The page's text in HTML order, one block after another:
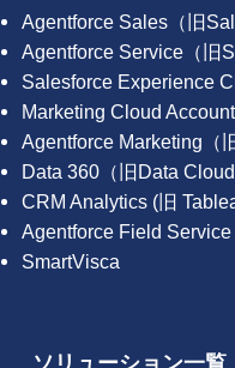
Agentforce Sales（旧
Agentforce Service（旧
Salesforce Experience
Marketing Cloud
Agentforce Marketing（
Data 360（旧Data Cloud
CRM Analytics (旧
Agentforce Field Service
SmartVisca
ソリューション一覧